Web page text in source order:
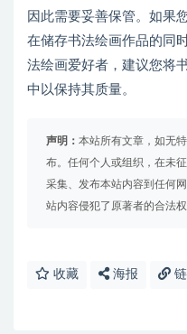
因此需要妥善保管。如果
在储存书法绘画作品的同
法绘画爱好者，建议您将
中以保持其质量。
声明： 本站所有文章，如无
布。任何个人或组织，在未
采集、发布本站内容到任何
站内容侵犯了原著者的合法
收藏 海报